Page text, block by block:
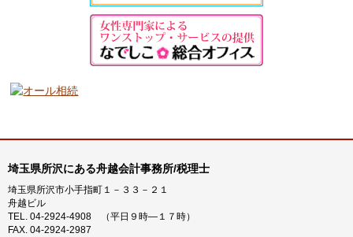
ー
埼玉県所沢にある舟越会計事務所/税理士
埼玉県所沢市小手指町１－３３－２１
舟越ビル
TEL. 04-2924-4908 （平日９時―１７時）
FAX. 04-2924-2987